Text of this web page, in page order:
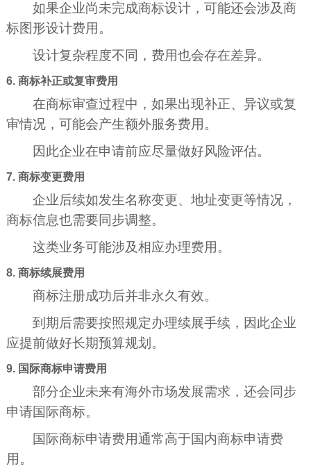
如果企业尚未完成商标设计，可能还会涉及商
标图形设计费用。
设计复杂程度不同，费用也会存在差异。
6. 商标补正或复审费用
在商标审查过程中，如果出现补正、异议或复
审情况，可能会产生额外服务费用。
因此企业在申请前应尽量做好风险评估。
7. 商标变更费用
企业后续如发生名称变更、地址变更等情况，
商标信息也需要同步调整。
这类业务可能涉及相应办理费用。
8. 商标续展费用
商标注册成功后并非永久有效。
到期后需要按照规定办理续展手续，因此企业
应提前做好长期预算规划。
9. 国际商标申请费用
部分企业未来有海外市场发展需求，还会同步
申请国际商标。
国际商标申请费用通常高于国内商标申请费
用。